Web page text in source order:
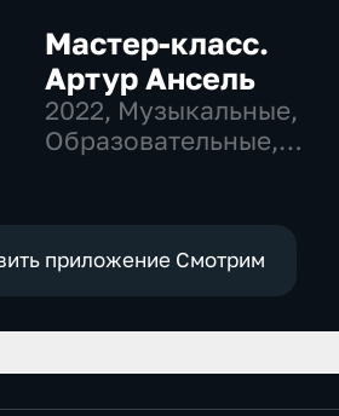
Мастер-класс.
Артур Ансель
2022, Музыкальные,
Образовательные,
приложение Смотрим